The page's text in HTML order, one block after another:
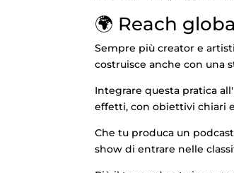
🌍 Reach
Sempre più creator e
costruisce anche con una
Integrare questa pratica
effetti, con obiettivi chiari
Che tu produca un
show di entrare nelle